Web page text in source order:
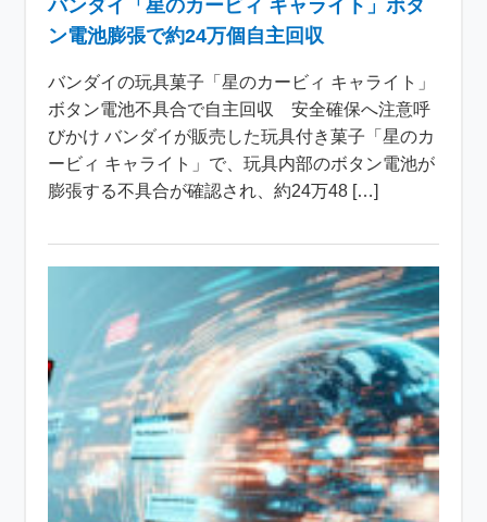
バンダイ「星のカービィ キャライト」ボタ
ン電池膨張で約24万個自主回収
バンダイの玩具菓子「星のカービィ キャライト」
ボタン電池不具合で自主回収 安全確保へ注意呼
びかけ バンダイが販売した玩具付き菓子「星のカ
ービィ キャライト」で、玩具内部のボタン電池が
膨張する不具合が確認され、約24万48 […]